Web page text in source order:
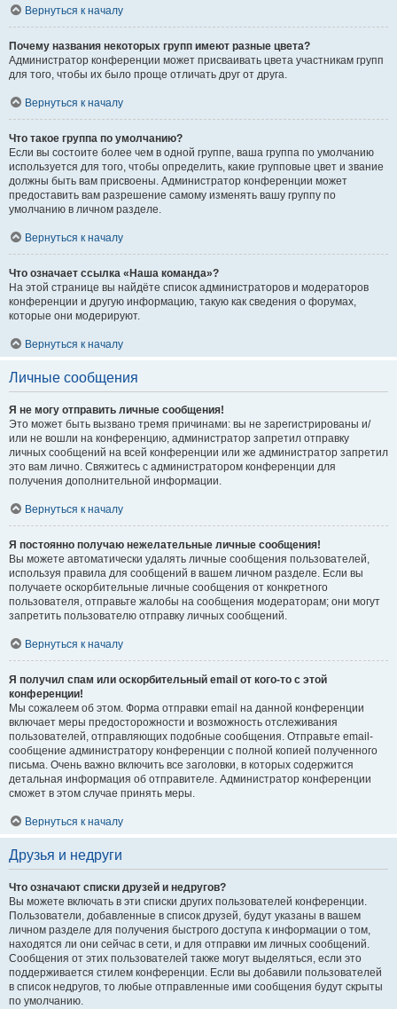
Вернуться к началу
Почему названия некоторых групп имеют разные цвета?
Администратор конференции может присваивать цвета участникам групп
для того, чтобы их было проще отличать друг от друга.
Вернуться к началу
Что такое группа по умолчанию?
Если вы состоите более чем в одной группе, ваша группа по умолчанию
используется для того, чтобы определить, какие групповые цвет и звание
должны быть вам присвоены. Администратор конференции может
предоставить вам разрешение самому изменять вашу группу по
умолчанию в личном разделе.
Вернуться к началу
Что означает ссылка «Наша команда»?
На этой странице вы найдёте список администраторов и модераторов
конференции и другую информацию, такую как сведения о форумах,
которые они модерируют.
Вернуться к началу
Личные сообщения
Я не могу отправить личные сообщения!
Это может быть вызвано тремя причинами: вы не зарегистрированы и/
или не вошли на конференцию, администратор запретил отправку
личных сообщений на всей конференции или же администратор запретил
это вам лично. Свяжитесь с администратором конференции для
получения дополнительной информации.
Вернуться к началу
Я постоянно получаю нежелательные личные сообщения!
Вы можете автоматически удалять личные сообщения пользователей,
используя правила для сообщений в вашем личном разделе. Если вы
получаете оскорбительные личные сообщения от конкретного
пользователя, отправьте жалобы на сообщения модераторам; они могут
запретить пользователю отправку личных сообщений.
Вернуться к началу
Я получил спам или оскорбительный email от кого-то с этой
конференции!
Мы сожалеем об этом. Форма отправки email на данной конференции
включает меры предосторожности и возможность отслеживания
пользователей, отправляющих подобные сообщения. Отправьте email-
сообщение администратору конференции с полной копией полученного
письма. Очень важно включить все заголовки, в которых содержится
детальная информация об отправителе. Администратор конференции
сможет в этом случае принять меры.
Вернуться к началу
Друзья и недруги
Что означают списки друзей и недругов?
Вы можете включать в эти списки других пользователей конференции.
Пользователи, добавленные в список друзей, будут указаны в вашем
личном разделе для получения быстрого доступа к информации о том,
находятся ли они сейчас в сети, и для отправки им личных сообщений.
Сообщения от этих пользователей также могут выделяться, если это
поддерживается стилем конференции. Если вы добавили пользователей
в список недругов, то любые отправленные ими сообщения будут скрыты
по умолчанию.